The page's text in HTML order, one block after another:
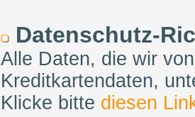
Datenschutz-
Alle Daten, die wir
Kreditkartendaten,
Klicke bitte diesen